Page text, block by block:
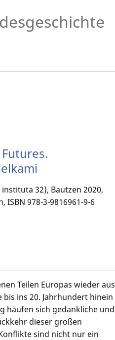
32), Bautzen 2020,
978-3-9816961-9-6
Teilen Europas wieder aus
ins 20. Jahrhundert hinein
häufen sich gedankliche und
dieser großen
sind nicht nur ein